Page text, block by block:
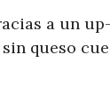
a un
queso